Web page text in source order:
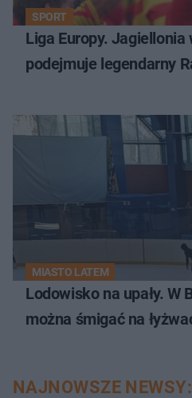
SPORT
Liga Europy. Jagiellonia
podejmuje legendarny
MIASTO LATEM
Lodowisko na upały. W
można śmigać na
NAJNOWSZE NEWSY: